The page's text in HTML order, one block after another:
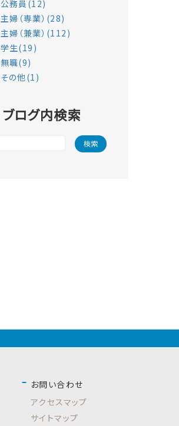
公務員(12)
主婦（専業）(28)
主婦（兼業）(112)
学生(19)
無職(9)
その他(1)
ブログ内検索
お問い合わせ
アクセスマップ
サイトマップ